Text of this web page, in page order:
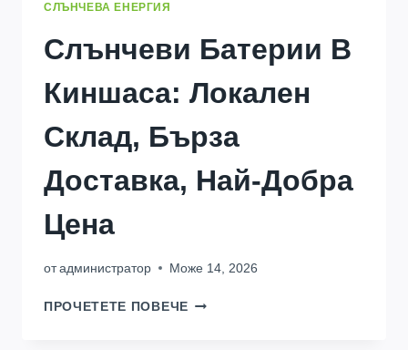
СЛЪНЧЕВА ЕНЕРГИЯ
Слънчеви Батерии В
Киншаса: Локален
Склад, Бърза
Доставка, Най-Добра
Цена
от администратор Може 14, 2026
ПРОЧЕТЕТЕ ПОВЕЧЕСЛЪНЧЕВИ